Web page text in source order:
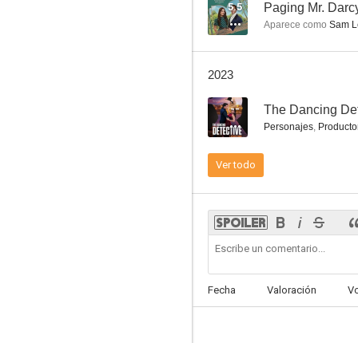
6.4
6.0
5.5 Paging Mr.
Aparece como Sam
2023
--
Personajes,
Ver todo
Fecha Valoración